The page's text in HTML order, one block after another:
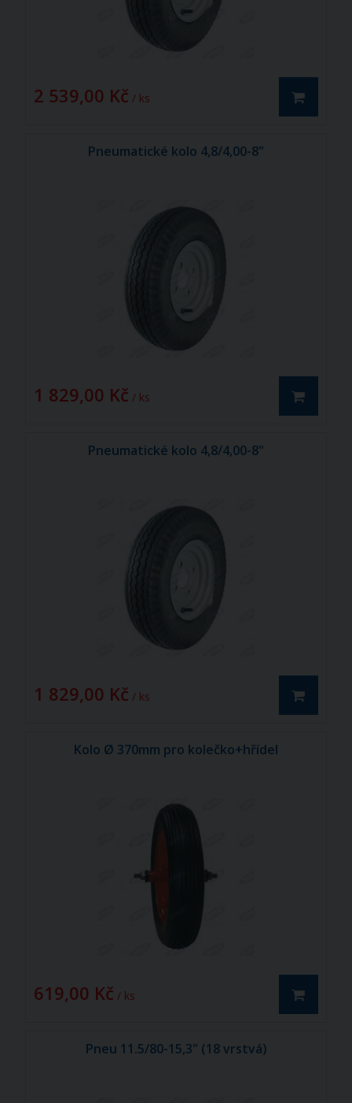
2 539,00 Kč / ks
Pneumatické kolo 4,8/4,00-8"
1 829,00 Kč / ks
Pneumatické kolo 4,8/4,00-8"
1 829,00 Kč / ks
Kolo Ø 370mm pro kolečko+hřídel
619,00 Kč / ks
Pneu 11.5/80-15,3" (18 vrstvá)